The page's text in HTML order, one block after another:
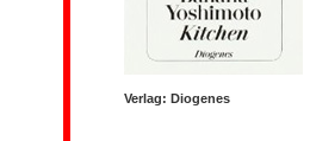
Verlag: Diogenes